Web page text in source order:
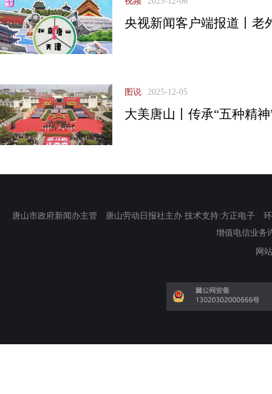
央视新闻客户端报道丨老
图说 2025-12-05
大美唐山丨传承“五种精
唐山市政府新闻办主管 唐山劳动日报社主办 技术支持:方正电子
增值电信业务
网